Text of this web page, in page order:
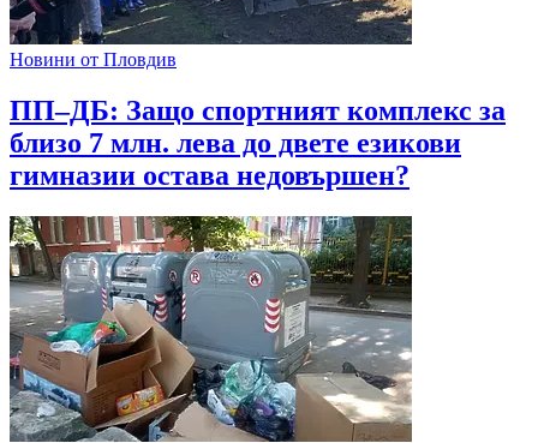
Новини от Пловдив
ПП–ДБ: Защо спортният комплекс за
близо 7 млн. лева до двете езикови
гимназии остава недовършен?